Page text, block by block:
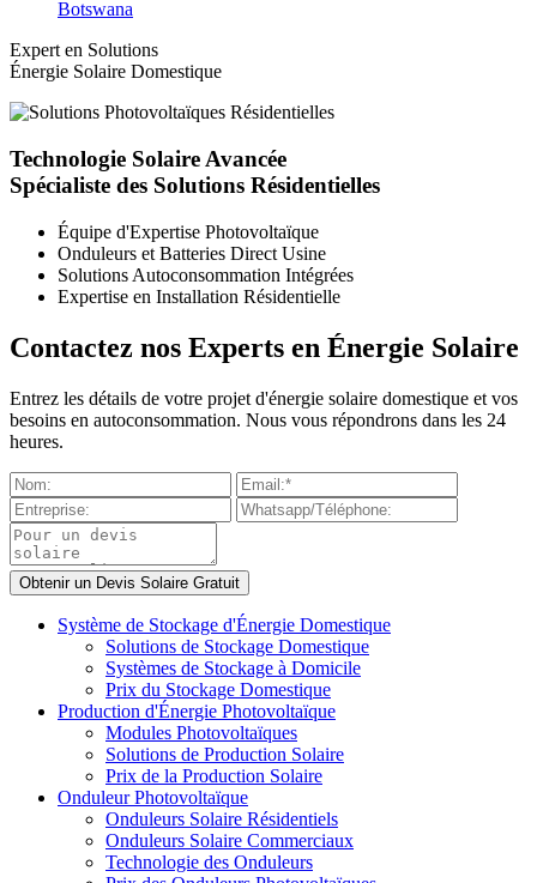
Botswana
Expert en Solutions
Énergie Solaire Domestique
Technologie Solaire Avancée
Spécialiste des Solutions Résidentielles
Équipe d'Expertise Photovoltaïque
Onduleurs et Batteries Direct Usine
Solutions Autoconsommation Intégrées
Expertise en Installation Résidentielle
Contactez nos Experts en Énergie Solaire
Entrez les détails de votre projet d'énergie solaire domestique et vos
besoins en autoconsommation. Nous vous répondrons dans les 24
heures.
Système de Stockage d'Énergie Domestique
Solutions de Stockage Domestique
Systèmes de Stockage à Domicile
Prix du Stockage Domestique
Production d'Énergie Photovoltaïque
Modules Photovoltaïques
Solutions de Production Solaire
Prix de la Production Solaire
Onduleur Photovoltaïque
Onduleurs Solaire Résidentiels
Onduleurs Solaire Commerciaux
Technologie des Onduleurs